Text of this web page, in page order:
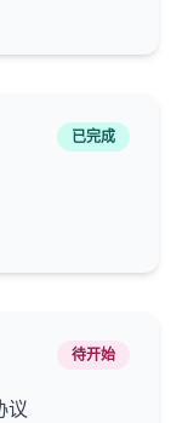
已完成
待开始
议